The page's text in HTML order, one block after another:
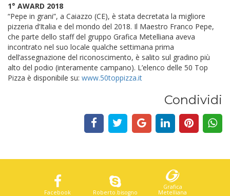
1° AWARD 2018
“Pepe in grani”, a Caiazzo (CE), è stata decretata la migliore
pizzeria d’Italia e del mondo del 2018. Il Maestro Franco Pepe,
che parte dello staff del gruppo Grafica Metelliana aveva
incontrato nel suo locale qualche settimana prima
dell’assegnazione del riconoscimento, è salito sul gradino più
alto del podio (interamente campano). L’elenco delle 50 Top
Pizza è disponibile su: www.50toppizza.it
Condividi
Facebook Roberto.bisogno
Grafica
Metelliana